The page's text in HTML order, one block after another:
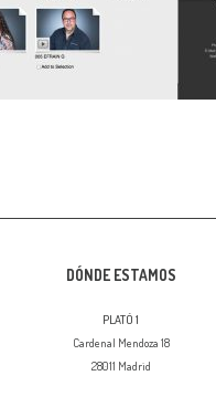
DÓNDE ESTAMOS
PLATÓ 1
Cardenal Mendoza 18
28011 Madrid